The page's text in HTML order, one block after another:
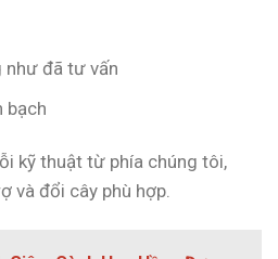
như đã tư vấn
bạch
kỹ thuật từ phía chúng tôi,
và đổi cây phù hợp.